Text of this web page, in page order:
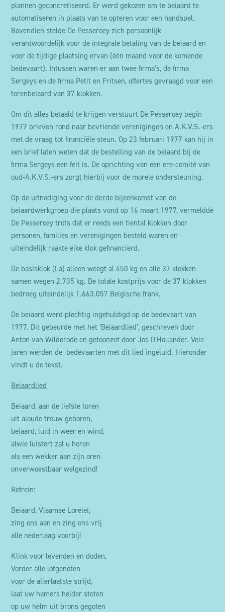
plannen geconcretiseerd. Er werd gekozen om te beiaard te
automatiseren in plaats van te opteren voor een handspel.
Bovendien stelde De Pesseroey zich persoonlijk
verantwoordelijk voor de integrale betaling van de beiaard en
voor de tijdige plaatsing ervan (één maand voor de komende
bedevaart). Intussen waren er aan twee firma’s, de firma
Sergeys en de firma Petit en Fritsen, offertes gevraagd voor een
torenbeiaard van 37 klokken.
Om dit alles betaald te krijgen verstuurt De Pesseroey begin
1977 brieven rond naar bevriende verenigingen en A.K.V.S.-ers
met de vraag tot financiële steun. Op 23 februari 1977 kan hij in
een brief laten weten dat de bestelling van de beiaard bij de
firma Sergeys een feit is. De oprichting van een ere-comité van
oud-A.K.V.S.-ers zorgt hierbij voor de morele ondersteuning.
Op de uitnodiging voor de derde bijeenkomst van de
beiaardwerkgroep die plaats vond op 16 maart 1977, vermeldde
De Pesseroey trots dat er reeds een tiental klokken door
personen, families en verenigingen besteld waren en
uiteindelijk raakte elke klok gefinancierd.
De basisklok (La) alleen weegt al 450 kg en alle 37 klokken
samen wegen 2.735 kg. De totale kostprijs voor de 37 klokken
bedroeg uiteindelijk 1.663.057 Belgische frank.
De beiaard werd plechtig ingehuldigd op de bedevaart van
1977. Dit gebeurde met het ‘Beiaardlied’, geschreven door
Anton van Wilderode en getoonzet door Jos D’Hollander. Vele
jaren werden de bedevaarten met dit lied ingeluid. Hieronder
vindt u de tekst.
Beiaardlied
Beiaard, aan de liefste toren
uit aloude trouw geboren,
beiaard, luid in weer en wind,
alwie luistert zal u horen
als een wekker aan zijn oren
onverwoestbaar welgezind!
Refrein:
Beiaard, Vlaamse Lorelei,
zing ons aan en zing ons vrij
alle nederlaag voorbij!
Klink voor levenden en doden,
Vorder alle lotgenoten
voor de allerlaatste strijd,
laat uw hamers helder stoten
op uw helm uit brons gegoten